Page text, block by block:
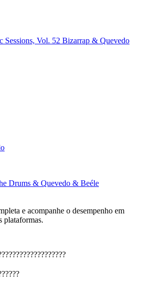
Sessions, Vol. 52 Bizarrap & Quevedo
Drums & Quevedo & Beéle
e acompanhe o desempenho em
plataformas.